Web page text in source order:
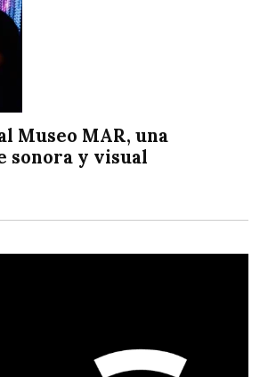
Museo MAR, una
sonora y visual